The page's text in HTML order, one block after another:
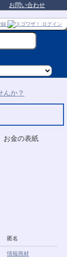
お問い合わせ
匿名
情報商材